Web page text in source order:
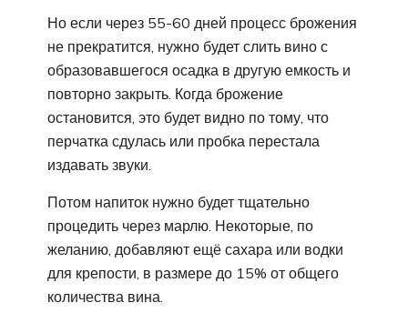
Но если через 55-60 дней процесс брожения
не прекратится, нужно будет слить вино с
образовавшегося осадка в другую емкость и
повторно закрыть. Когда брожение
остановится, это будет видно по тому, что
перчатка сдулась или пробка перестала
издавать звуки.
Потом напиток нужно будет тщательно
процедить через марлю. Некоторые, по
желанию, добавляют ещё сахара или водки
для крепости, в размере до 15% от общего
количества вина.